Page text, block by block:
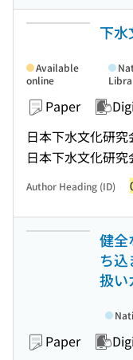
下水
Paper
日本下水文化研
日本下水文化研究
Available
online
Author Heading (ID)
健全
ち
扱い
Paper